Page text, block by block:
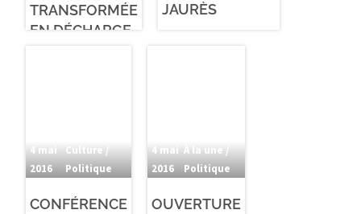
TRANSFORMÉE
EN DÉCHARGE
JAURÈS
4 mai
2016
Culture /
Politique
CONFÉRENCE
4 mai
2016
À la une /
Politique
OUVERTURE